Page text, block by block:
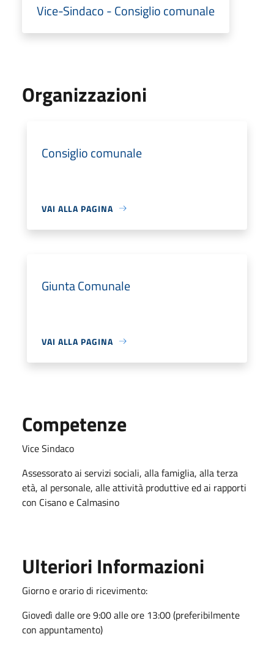
Vice-Sindaco - Consiglio comunale
Organizzazioni
Consiglio comunale
VAI ALLA PAGINA
Giunta Comunale
VAI ALLA PAGINA
Competenze
Vice Sindaco
Assessorato ai servizi sociali, alla famiglia, alla terza
età, al personale, alle attività produttive ed ai rapporti
con Cisano e Calmasino
Ulteriori Informazioni
Giorno e orario di ricevimento:
Giovedì dalle ore 9:00 alle ore 13:00 (preferibilmente
con appuntamento)